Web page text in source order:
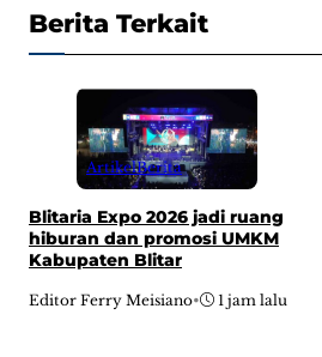
Berita Terkait
ArtikelBerita
Blitaria Expo 2026 jadi ruang
hiburan dan promosi UMKM
Kabupaten Blitar
Editor Ferry Meisiano• 1 jam lalu